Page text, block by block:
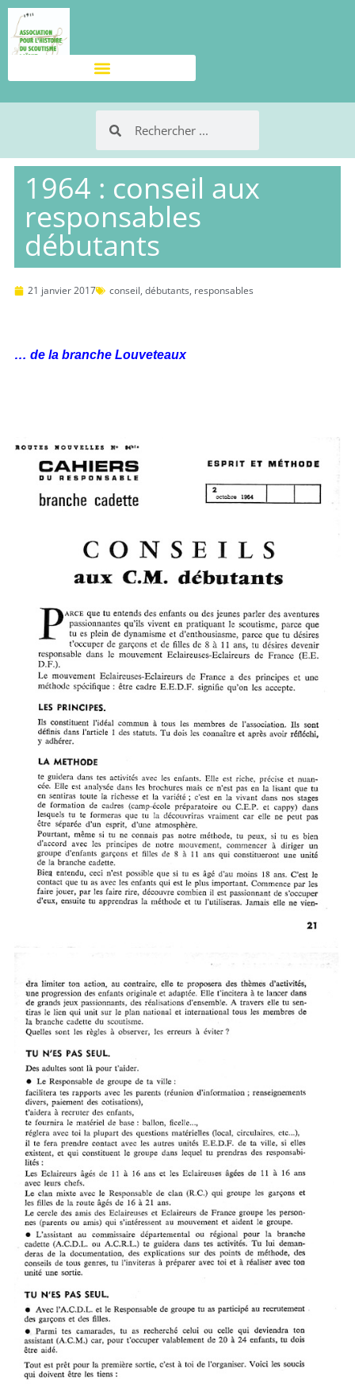
1964 : conseil aux
responsables
débutants
21 janvier 2017 conseil, débutants, responsables
… de la branche Louveteaux